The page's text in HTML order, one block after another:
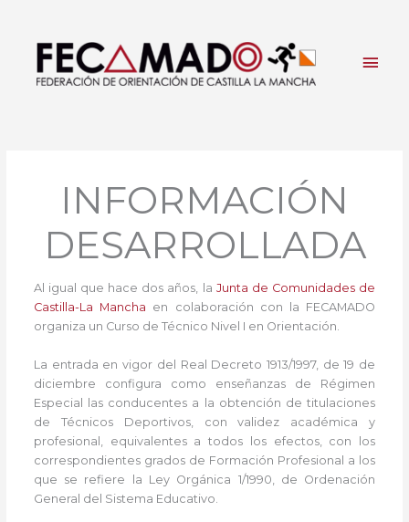
contenido
INFORMACIÓN
DESARROLLADA
Al igual que hace dos años, la Junta de Comunidades de
Castilla-La Mancha en colaboración con la FECAMADO
organiza un Curso de Técnico Nivel I en Orientación.
La entrada en vigor del Real Decreto 1913/1997, de 19 de
diciembre configura como enseñanzas de Régimen
Especial las conducentes a la obtención de titulaciones
de Técnicos Deportivos, con validez académica y
profesional, equivalentes a todos los efectos, con los
correspondientes grados de Formación Profesional a los
que se refiere la Ley Orgánica 1/1990, de Ordenación
General del Sistema Educativo.